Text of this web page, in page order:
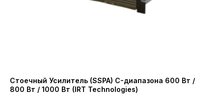
Стоечный Усилитель (SSPA) C-диапазона 600 Вт /
800 Вт / 1000 Вт (IRT Technologies)